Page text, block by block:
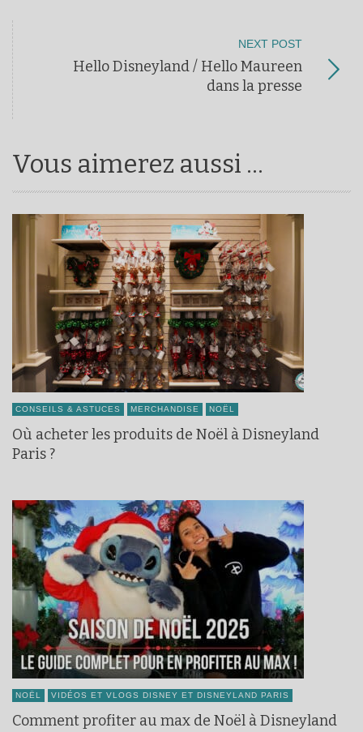
NEXT POST
Hello Disneyland / Hello Maureen
dans la presse
Vous aimerez aussi ...
CONSEILS & ASTUCES MERCHANDISE NOËL
Où acheter les produits de Noël à Disneyland
Paris ?
NOËL VIDÉOS ET VLOGS DISNEY ET DISNEYLAND PARIS
Comment profiter au max de Noël à Disneyland